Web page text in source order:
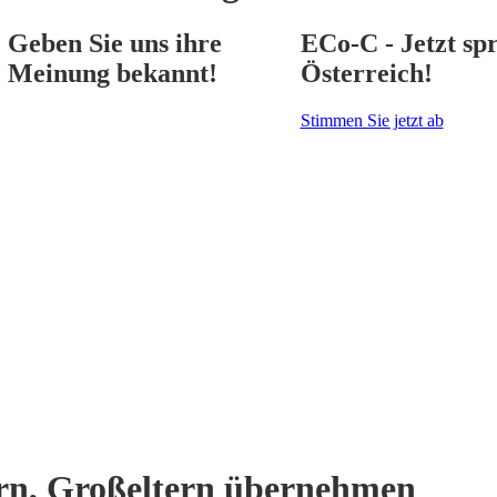
Geben Sie uns ihre
Meinung bekannt!
ECo-C - Jetzt
Österreich!
Stimmen Sie jetzt ab
Großeltern übernehmen